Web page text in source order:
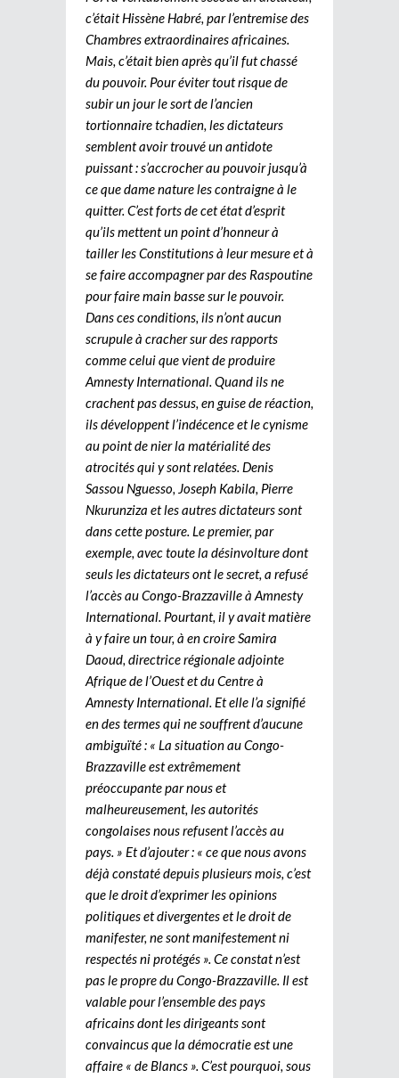
c’était Hissène Habré, par l’entremise des
Chambres extraordinaires africaines.
Mais, c’était bien après qu’il fut chassé
du pouvoir. Pour éviter tout risque de
subir un jour le sort de l’ancien
tortionnaire tchadien, les dictateurs
semblent avoir trouvé un antidote
puissant : s’accrocher au pouvoir jusqu’à
ce que dame nature les contraigne à le
quitter. C’est forts de cet état d’esprit
qu’ils mettent un point d’honneur à
tailler les Constitutions à leur mesure et à
se faire accompagner par des Raspoutine
pour faire main basse sur le pouvoir.
Dans ces conditions, ils n’ont aucun
scrupule à cracher sur des rapports
comme celui que vient de produire
Amnesty International. Quand ils ne
crachent pas dessus, en guise de réaction,
ils développent l’indécence et le cynisme
au point de nier la matérialité des
atrocités qui y sont relatées. Denis
Sassou Nguesso, Joseph Kabila, Pierre
Nkurunziza et les autres dictateurs sont
dans cette posture. Le premier, par
exemple, avec toute la désinvolture dont
seuls les dictateurs ont le secret, a refusé
l’accès au Congo-Brazzaville à Amnesty
International. Pourtant, il y avait matière
à y faire un tour, à en croire Samira
Daoud, directrice régionale adjointe
Afrique de l’Ouest et du Centre à
Amnesty International. Et elle l’a signifié
en des termes qui ne souffrent d’aucune
ambiguïté : « La situation au Congo-
Brazzaville est extrêmement
préoccupante par nous et
malheureusement, les autorités
congolaises nous refusent l’accès au
pays. » Et d’ajouter : « ce que nous avons
déjà constaté depuis plusieurs mois, c’est
que le droit d’exprimer les opinions
politiques et divergentes et le droit de
manifester, ne sont manifestement ni
respectés ni protégés ». Ce constat n’est
pas le propre du Congo-Brazzaville. Il est
valable pour l’ensemble des pays
africains dont les dirigeants sont
convaincus que la démocratie est une
affaire « de Blancs ». C’est pourquoi, sous